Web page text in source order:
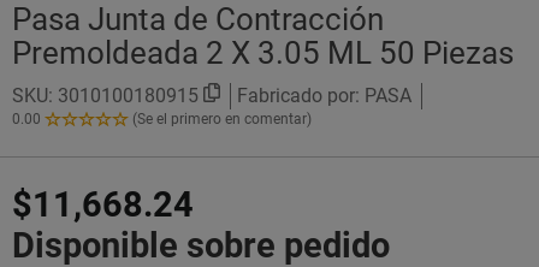
Pasa Junta de Contracción
Premoldeada 2 X 3.05 ML 50 Piezas
SKU: 3010100180915 Fabricado por: PASA
0.00
0.00
Estrellas!
(Se el primero en comentar)
$11,668.24
Disponible sobre pedido